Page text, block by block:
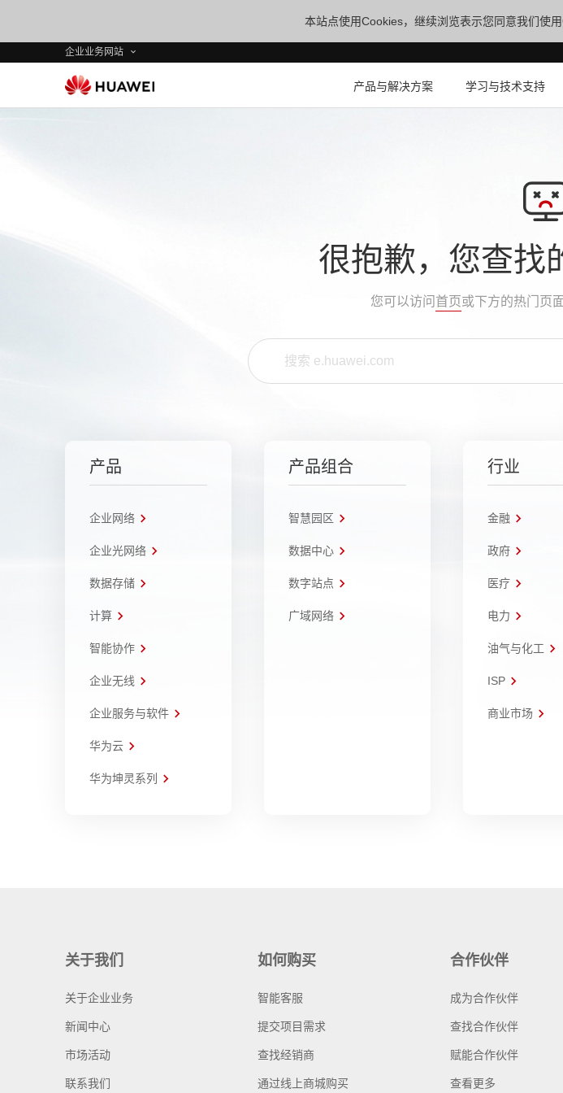
本站点使用Cookies，继续浏览表示您同意我们使用
企业业务网站
产品与解决方案 学习与技术支持
很抱歉，您查找
您可以访问 首页或下方的热门页
产品
企业网络
企业光网络
数据存储
计算
智能协作
企业无线
企业服务与软件
华为云
华为坤灵系列
产品组合
智慧园区
数据中心
数字站点
广域网络
行业
金融
政府
医疗
电力
油气与化工
ISP
商业市场
关于我们
关于企业业务
新闻中心
市场活动
联系我们
如何购买
智能客服
提交项目需求
查找经销商
通过线上商城购买
合作伙伴
成为合作伙伴
查找合作伙伴
赋能合作伙伴
查看更多